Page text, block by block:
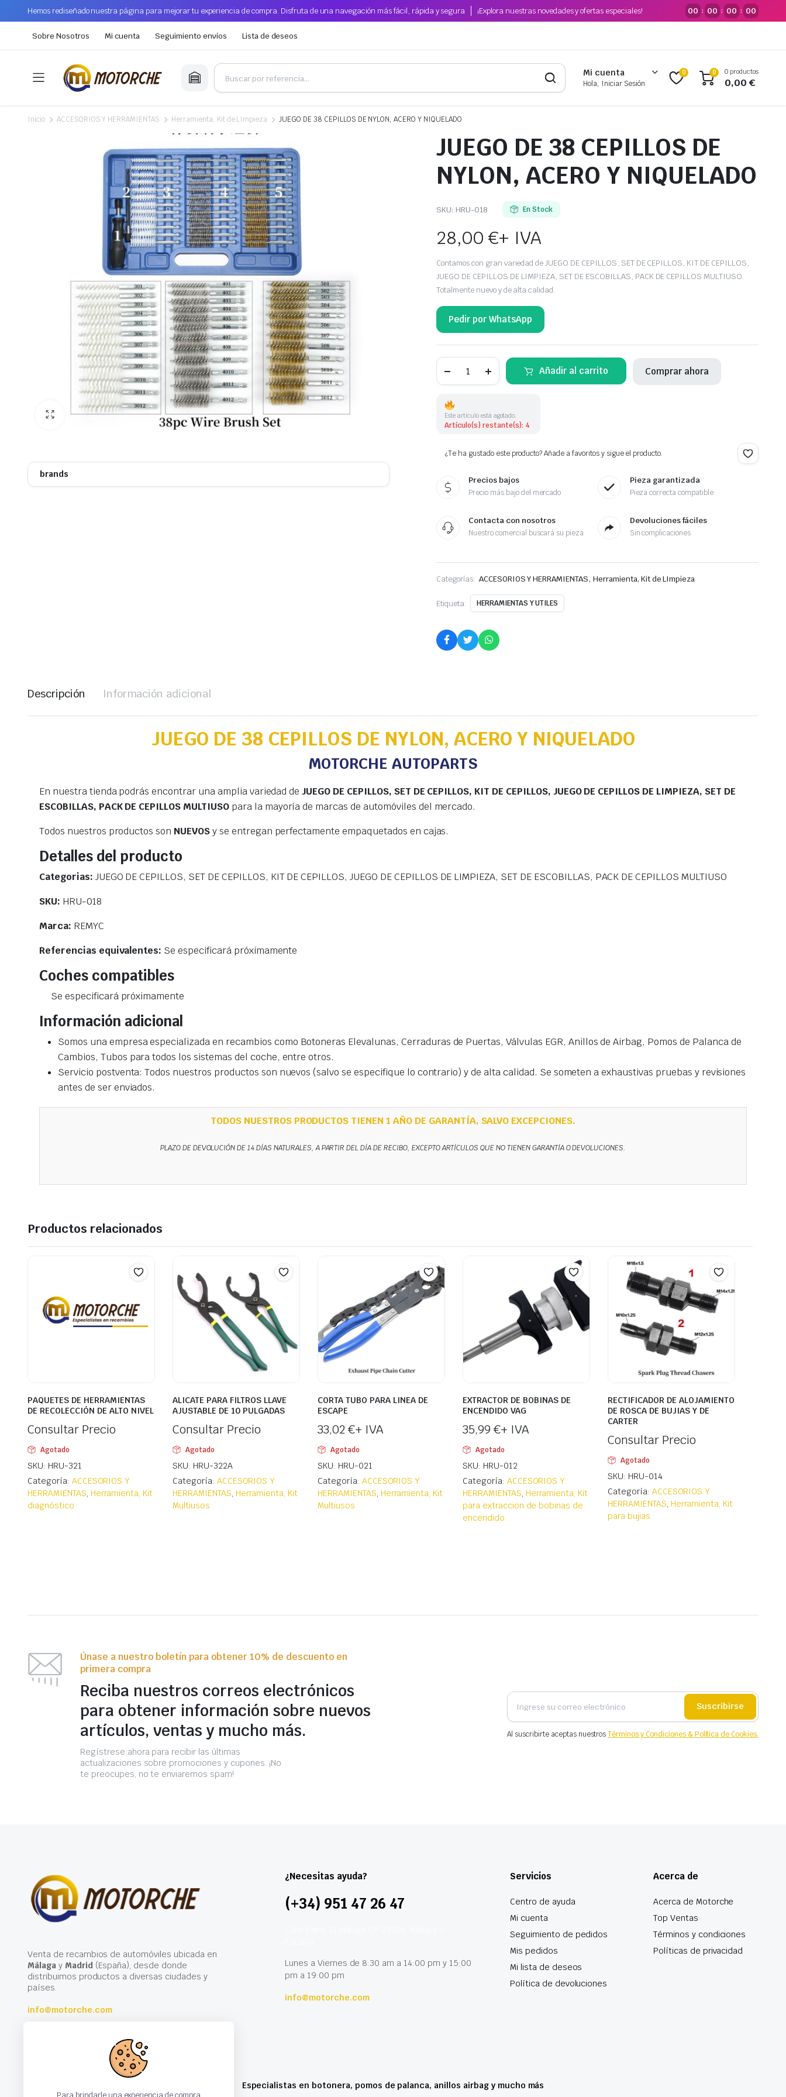
Hemos rediseñado nuestra página para mejorar tu experiencia de compra. Disfruta de una navegación más fácil, rápida y segura ¡Explora nuestras novedades y ofertas especiales! 00 : 00 : 00 : 00
Sobre Nosotros Mi cuenta Seguimiento envíos Lista de deseos
Mi cuenta
Hola, Iniciar Sesión
0 0 0 productos
0,00€
Inicio ACCESORIOS Y HERRAMIENTAS Herramienta, Kit de LImpieza JUEGO DE 38 CEPILLOS DE NYLON, ACERO Y NIQUELADO
brands
JUEGO DE 38 CEPILLOS DE
NYLON, ACERO Y NIQUELADO
SKU: HRU-018 En Stock
28,00€+ IVA
Contamos con gran variedad de JUEGO DE CEPILLOS, SET DE CEPILLOS, KIT DE CEPILLOS,
JUEGO DE CEPILLOS DE LIMPIEZA, SET DE ESCOBILLAS, PACK DE CEPILLOS MULTIUSO.
Totalmente nuevo y de alta calidad.
Pedir por WhatsApp
NYLON,
ACERO
cantidad
Añadir al carrito Comprar ahora
Este artículo está agotado.
Artículo(s) restante(s): 4
¿Te ha gustado este producto? Añade a favoritos y sigue el producto.
Precios bajos
Precio más bajo del mercado
Pieza garantizada
Pieza correcta compatible
Contacta con nosotros
Nuestro comercial buscará su pieza
Devoluciones fáciles
Sin complicaciones
Categorías: ACCESORIOS Y HERRAMIENTAS, Herramienta, Kit de LImpieza
Etiqueta: HERRAMIENTAS Y UTILES
Descripción Información adicional
JUEGO DE 38 CEPILLOS DE NYLON, ACERO Y NIQUELADO
MOTORCHE AUTOPARTS
En nuestra tienda podrás encontrar una amplia variedad deJUEGO DE CEPILLOS, SET DE CEPILLOS, KIT DE CEPILLOS, JUEGO DE CEPILLOS DE LIMPIEZA, SET DE
ESCOBILLAS, PACK DE CEPILLOS MULTIUSOpara la mayoría de marcas de automóviles del mercado.
Todos nuestros productos son NUEVOSy se entregan perfectamente empaquetados en cajas.
Detalles del producto
Categorias: JUEGO DE CEPILLOS, SET DE CEPILLOS, KIT DE CEPILLOS, JUEGO DE CEPILLOS DE LIMPIEZA, SET DE ESCOBILLAS, PACK DE CEPILLOS MULTIUSO
SKU: HRU-018
Marca: REMYC
Referencias equivalentes: Se especificará próximamente
Coches compatibles
Se especificará próximamente
Información adicional
Somos una empresa especializada en recambios como Botoneras Elevalunas, Cerraduras de Puertas, Válvulas EGR, Anillos de Airbag, Pomos de Palanca de
Cambios, Tubos para todos los sistemas del coche, entre otros.
Servicio postventa: Todos nuestros productos son nuevos (salvo se especifique lo contrario) y de alta calidad. Se someten a exhaustivas pruebas y revisiones
antes de ser enviados.
TODOS NUESTROS PRODUCTOS TIENEN 1 AÑO DE GARANTÍA, SALVO EXCEPCIONES.
PLAZO DE DEVOLUCIÓN DE 14 DÍAS NATURALES, A PARTIR DEL DÍA DE RECIBO, EXCEPTO ARTÍCULOS QUE NO TIENEN GARANTÍA O DEVOLUCIONES.
Productos relacionados
PAQUETES DE HERRAMIENTAS
DE RECOLECCIÓN DE ALTO NIVEL
Consultar Precio
Agotado
SKU: HRU-321
Categoría: ACCESORIOS Y
HERRAMIENTAS, Herramienta, Kit
diagnóstico
ALICATE PARA FILTROS LLAVE
AJUSTABLE DE 10 PULGADAS
Consultar Precio
Agotado
SKU: HRU-322A
Categoría: ACCESORIOS Y
HERRAMIENTAS, Herramienta, Kit
Multiusos
CORTA TUBO PARA LINEA DE
ESCAPE
33,02€+ IVA
Agotado
SKU: HRU-021
Categoría: ACCESORIOS Y
HERRAMIENTAS, Herramienta, Kit
Multiusos
EXTRACTOR DE BOBINAS DE
ENCENDIDO VAG
35,99 €+ IVA
Agotado
SKU: HRU-012
Categoría: ACCESORIOS Y
HERRAMIENTAS, Herramienta, Kit
para extraccion de bobinas de
encendido
RECTIFICADOR DE ALOJAMIENTO
DE ROSCA DE BUJIAS Y DE
CARTER
Consultar Precio
Agotado
SKU: HRU-014
Categoría: ACCESORIOS Y
HERRAMIENTAS, Herramienta, Kit
para bujias
Únase a nuestro boletín para obtener 10% de descuento en
primera compra
Reciba nuestros correos electrónicos
para obtener información sobre nuevos
artículos, ventas y mucho más.
Regístrese ahora para recibir las últimas
actualizaciones sobre promociones y cupones. ¡No
te preocupes, no te enviaremos spam!
Suscribirse
Al suscribirte aceptas nuestrosTérminos y Condiciones & Política de Cookies.
Venta de recambios de automóviles ubicada en
Málagay Madrid(España), desde donde
distribuimos productos a diversas ciudades y
países.
info@motorche.com
¿Necesitas ayuda?
(+34) 951 47 26 47
Lunes a Viernes de 8:30 am a 14:00 pm y 15:00
pm a 19:00 pm
info@motorche.com
Servicios
Centro de ayuda
Mi cuenta
Seguimiento de pedidos
Mis pedidos
Mi lista de deseos
Política de devoluciones
Acerca de
Acerca de Motorche
Top Ventas
Términos y condiciones
Políticas de privacidad
Especialistas en botonera, pomos de palanca, anillos airbag y mucho más
Para brindarle una experiencia de compra